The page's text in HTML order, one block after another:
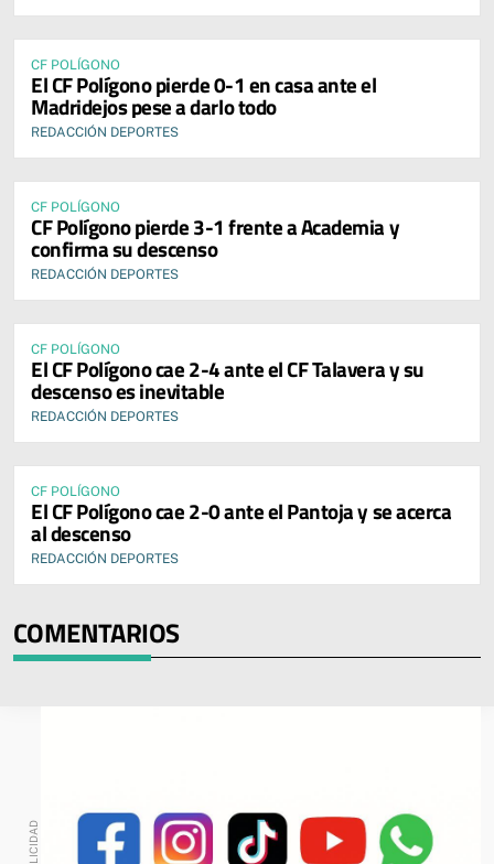
CF POLÍGONO
El CF Polígono pierde 0-1 en casa ante el
Madridejos pese a darlo todo
REDACCIÓN DEPORTES
CF POLÍGONO
CF Polígono pierde 3-1 frente a Academia y
confirma su descenso
REDACCIÓN DEPORTES
CF POLÍGONO
El CF Polígono cae 2-4 ante el CF Talavera y su
descenso es inevitable
REDACCIÓN DEPORTES
CF POLÍGONO
El CF Polígono cae 2-0 ante el Pantoja y se acerca
al descenso
REDACCIÓN DEPORTES
COMENTARIOS